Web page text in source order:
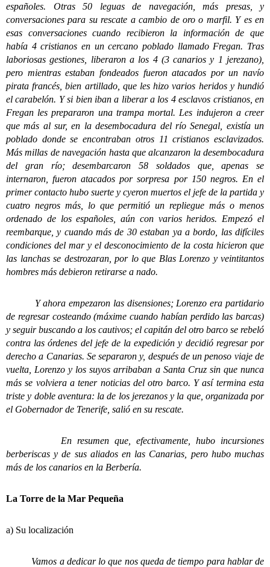
españoles. Otras 50 leguas de navegación, más presas, y
conversaciones para su rescate a cambio de oro o marfil. Y es en
esas conversaciones cuando recibieron la información de que
había 4 cristianos en un cercano poblado llamado Fregan. Tras
laboriosas gestiones, liberaron a los 4 (3 canarios y 1 jerezano),
pero mientras estaban fondeados fueron atacados por un navío
pirata francés, bien artillado, que les hizo varios heridos y hundió
el carabelón. Y si bien iban a liberar a los 4 esclavos cristianos, en
Fregan les prepararon una trampa mortal. Les indujeron a creer
que más al sur, en la desembocadura del río Senegal, existía un
poblado donde se encontraban otros 11 cristianos esclavizados.
Más millas de navegación hasta que alcanzaron la desembocadura
del gran río; desembarcaron 58 soldados que, apenas se
internaron, fueron atacados por sorpresa por 150 negros. En el
primer contacto hubo suerte y cyeron muertos el jefe de la partida y
cuatro negros más, lo que permitió un repliegue más o menos
ordenado de los españoles, aún con varios heridos. Empezó el
reembarque, y cuando más de 30 estaban ya a bordo, las difíciles
condiciones del mar y el desconocimiento de la costa hicieron que
las lanchas se destrozaran, por lo que Blas Lorenzo y veintitantos
hombres más debieron retirarse a nado.
Y ahora empezaron las disensiones; Lorenzo era partidario
de regresar costeando (máxime cuando habían perdido las barcas)
y seguir buscando a los cautivos; el capitán del otro barco se rebeló
contra las órdenes del jefe de la expedición y decidió regresar por
derecho a Canarias. Se separaron y, después de un penoso viaje de
vuelta, Lorenzo y los suyos arribaban a Santa Cruz sin que nunca
más se volviera a tener noticias del otro barco. Y así termina esta
triste y doble aventura: la de los jerezanos y la que, organizada por
el Gobernador de Tenerife, salió en su rescate.
En resumen que, efectivamente, hubo incursiones
berberiscas y de sus aliados en las Canarias, pero hubo muchas
más de los canarios en la Berbería.
La Torre de la Mar Pequeña
a) Su localización
Vamos a dedicar lo que nos queda de tiempo para hablar de